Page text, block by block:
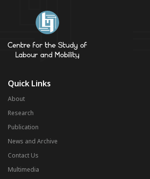
Quick Links
About
Research
Publication
News and Archive
Contact Us
Multimedia